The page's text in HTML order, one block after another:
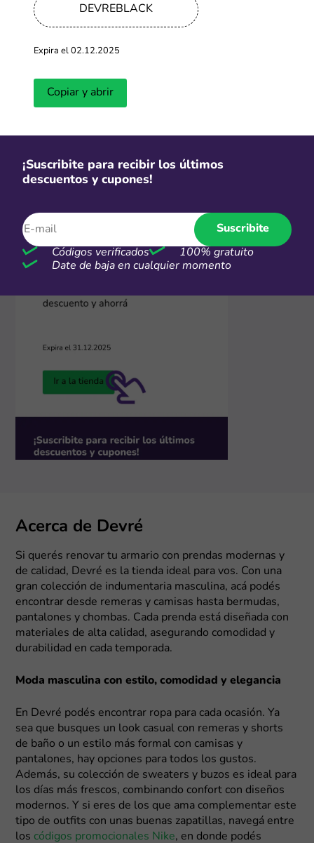
2. Visitá la tienda online
Hacé clic en "Ir a la tienda" y vas a ser redirigido a la
productos rebajados del momento. ¡Ahora podés
Acerca de Devré
Si querés renovar tu armario con prendas modernas y
de calidad, Devré es la tienda ideal para vos. Con una
gran colección de indumentaria masculina, acá podés
encontrar desde remeras y camisas hasta bermudas,
pantalones y chombas. Cada prenda está diseñada con
materiales de alta calidad, asegurando comodidad y
durabilidad en cada temporada.
Moda masculina con estilo, comodidad y elegancia
En Devré podés encontrar ropa para cada ocasión. Ya
sea que busques un look casual con remeras y shorts
de baño o un estilo más formal con camisas y
pantalones, hay opciones para todos los gustos.
Además, su colección de sweaters y buzos es ideal para
los días más frescos, combinando confort con diseños
modernos. Y si eres de los que ama complementar este
tipo de outfits con unas buenas zapatillas, navegá entre
los códigos promocionales Nike, en donde podés
DEVREBLACK
Expira el 02.12.2025
Copiar y abrir
¡Suscribite para recibir los últimos
descuentos y cupones!
Suscribite
Códigos verificados
100% gratuito
Date de baja en cualquier momento